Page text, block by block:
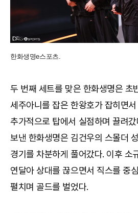
한화생명e스포츠.
두 번째 세트를 맞은 한화생명은 초
세주아니를 잡은 한왕호가 잡히면
추가적으로 탑에서 실점하며 끌려
보낸 한화생명은 김건우의 스몰더
경기를 차분하게 풀어갔다. 이후 소
연달아 상대를 끊으면서 직스를 중
펼치며 골드를 벌었다.